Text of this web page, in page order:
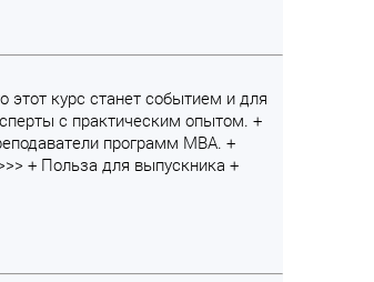
этот курс станет событием и для
с практическим опытом. +
программ MBA. +
+ Польза для выпускника +